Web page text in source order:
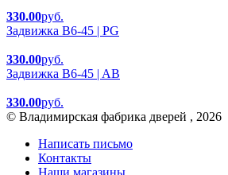
330.00руб.
Задвижка B6-45 | PG
330.00руб.
Задвижка B6-45 | AB
330.00руб.
© Владимирская фабрика дверей , 2026
Написать письмо
Контакты